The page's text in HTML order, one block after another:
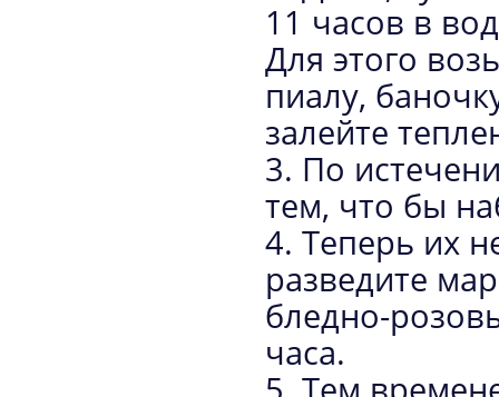
11 часов в
Для этого
пиалу,
залейте
3. По
тем, что бы
4. Теперь их
разведите
бледно-
часа.